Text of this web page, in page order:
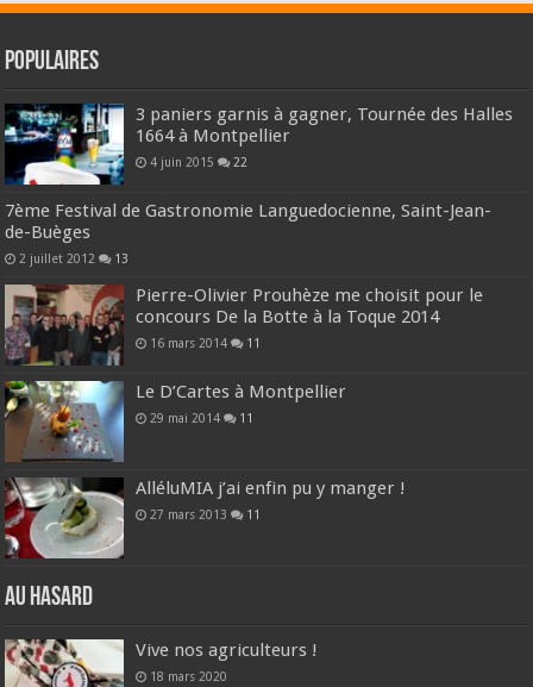
Populaires
3 paniers garnis à gagner, Tournée des Halles
1664 à Montpellier
4 juin 2015 22
7ème Festival de Gastronomie Languedocienne, Saint-Jean-
de-Buèges
2 juillet 2012 13
Pierre-Olivier Prouhèze me choisit pour le
concours De la Botte à la Toque 2014
16 mars 2014 11
Le D’Cartes à Montpellier
29 mai 2014 11
AlléluMIA j’ai enfin pu y manger !
27 mars 2013 11
Au hasard
Vive nos agriculteurs !
18 mars 2020